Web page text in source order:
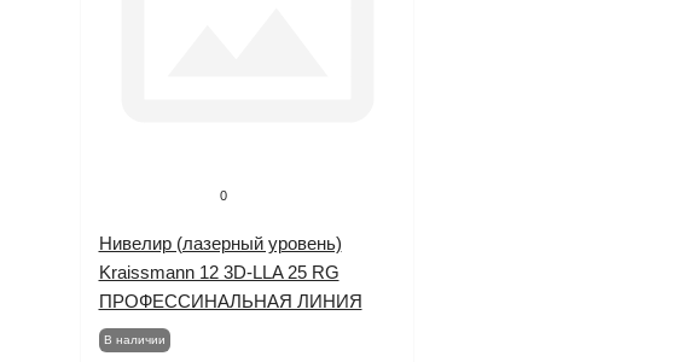
0
Нивелир (лазерный уровень)
Kraissmann 12 3D-LLA 25 RG
ПРОФЕССИНАЛЬНАЯ ЛИНИЯ
В наличии